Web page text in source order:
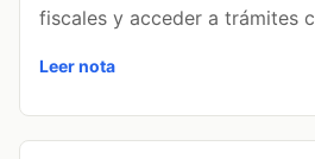
fiscales y acceder a trámites
Leer nota